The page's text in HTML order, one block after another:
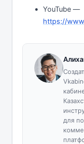
YouTube —
https://
для